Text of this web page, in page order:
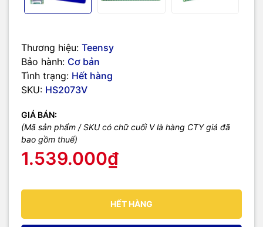
Thương hiệu: Teensy
Bảo hành: Cơ bản
Tình trạng: Hết hàng
SKU: HS2073V
GIÁ BÁN:
(Mã sản phẩm / SKU có chữ cuối V là hàng CTY giá đã
bao gồm thuế)
1.539.000₫
HẾT HÀNG
Power On/Off management
Teensy Quick Start
Teensyduino Software
Teensy Help Page and FAQ